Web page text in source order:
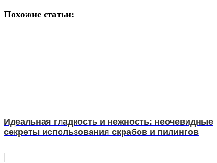
Похожие статьи:
Идеальная гладкость и нежность: неочевидные
секреты использования скрабов и пилингов